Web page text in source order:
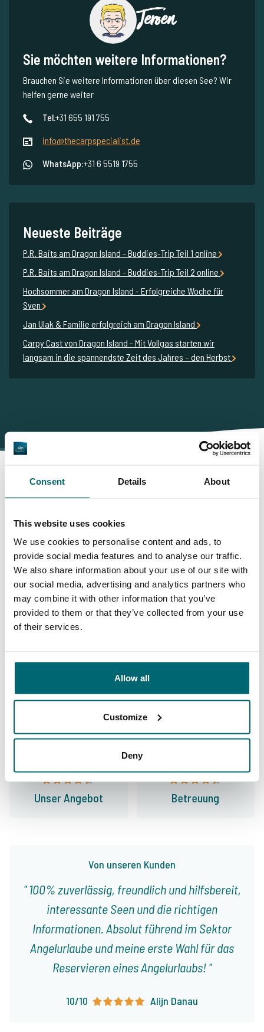
Consent Details About
This website uses cookies
We use cookies to personalise content and ads, to
provide social media features and to analyse our traffic.
We also share information about your use of our site with
our social media, advertising and analytics partners who
may combine it with other information that you’ve
provided to them or that they’ve collected from your use
of their services.
Allow all
Customize
Deny
Jeroen
Sie möchten weitere Informationen?
Brauchen Sie weitere Informationen über diesen See? Wir
helfen gerne weiter
Tel.+31 655 191 755
info@thecarpspecialist.de
WhatsApp:+31 6 5519 1755
Neueste Beiträge
P.R. Baits am Dragon Island - Buddies-Trip Teil 1 online
P.R. Baits am Dragon Island - Buddies-Trip Teil 2 online
Hochsommer am Dragon Island - Erfolgreiche Woche für
Sven
Jan Ulak & Familie erfolgreich am Dragon Island
Carpy Cast von Dragon Island - Mit Vollgas starten wir
langsam in die spannendste Zeit des Jahres – den Herbst
Darum buchen Sie bei The
Carp Specialist
35081 Anglerhaben uns bereits bewertet
Von unseren Kunden
100% zuverlässig, freundlich und hilfsbereit,
interessante Seen und die richtigen
Informationen. Absolut führend im Sektor
Angelurlaube und meine erste Wahl für das
Reservieren eines Angelurlaubs!
10/10 Alijn Danau
Unser Angebot Betreuung